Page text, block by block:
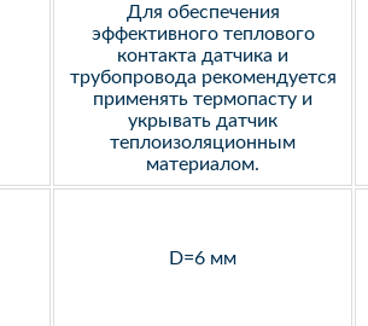
Для обеспечения
эффективного теплового
контакта датчика и
трубопровода рекомендуется
применять термопасту и
укрывать датчик
теплоизоляционным
материалом.
D=6 мм